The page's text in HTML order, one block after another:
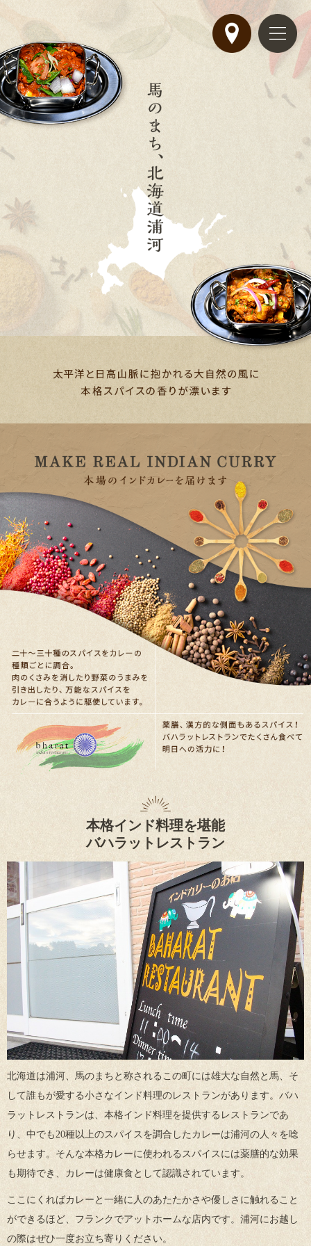
本格インド料理を堪能
バハラットレストラン
北海道は浦河、馬のまちと称されるこの町には雄大な自然と馬、そ
して誰もが愛する小さなインド料理のレストランがあります。バハ
ラットレストランは、本格インド料理を提供するレストランであ
り、中でも20種以上のスパイスを調合したカレーは浦河の人々を唸
らせます。そんな本格カレーに使われるスパイスには薬膳的な効果
も期待でき、カレーは健康食として認識されています。
ここにくればカレーと一緒に人のあたたかさや優しさに触れること
ができるほど、フランクでアットホームな店内です。浦河にお越し
の際はぜひ一度お立ち寄りください。